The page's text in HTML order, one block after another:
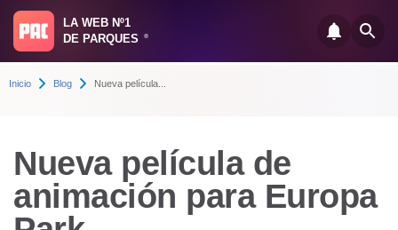
LA WEB Nº1
DE PARQUES
®
Inicio Blog Nueva película...
Nueva película de
animación para Europa